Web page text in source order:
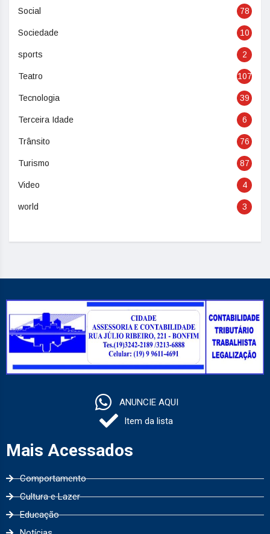
Social 78
Sociedade 10
sports 2
Teatro 107
Tecnologia 39
Terceira Idade 6
Trânsito 76
Turismo 87
Video 4
world 3
ANUNCIE AQUI
Item da lista
Mais Acessados
Comportamento
Cultura e Lazer
Educação